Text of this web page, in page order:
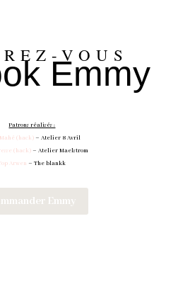
VOUS
Emmy
Patrons réalisés :
(hack)– Atelier 8 Avril
(hack) – Atelier Maelstrom
Arwen – The blankk
Emmy